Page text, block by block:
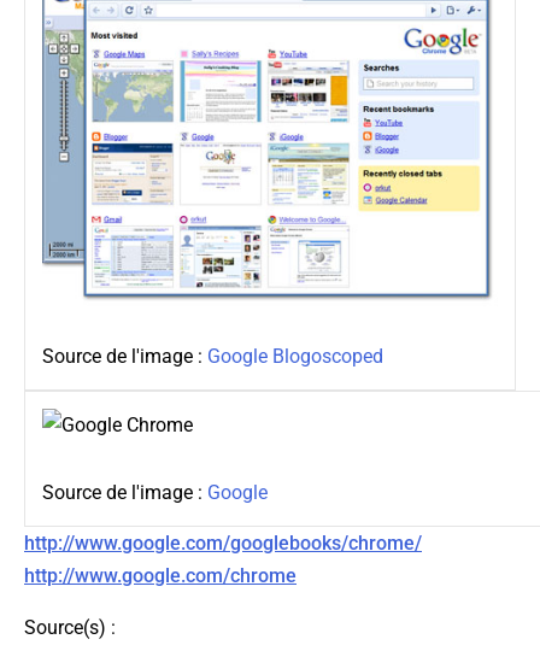
Source de l'image : Google Blogoscoped
Source de l'image : Google
http://www.google.com/googlebooks/chrome/
http://www.google.com/chrome
Source(s) :